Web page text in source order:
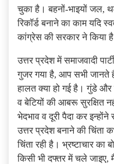
चुका है। बहनों-भाइयों जल,
रिकॉर्ड बनाने का काम यदि
कांग्रेस की सरकार ने किया
उत्तर प्रदेश में समाजवादी
गुजर गया है, आप सभी जानते
हालत क्या हो गई है। गुंडे
व बेटियों की आबरू सुरक्षित
भेदभाव व दूरी पैदा कर
उत्तर प्रदेश बनाने की चिंता
चिंता रही है। भ्रष्टाचार का
किसी भी दफ्तर में चले जाइए,